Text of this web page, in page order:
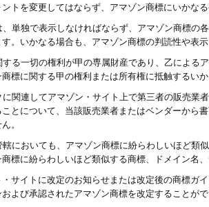
トを変更してはならず、アマゾン商標にいかな
、単独で表示しなければならず、アマゾン商標
。いかなる場合も、アマゾン商標の判読性や表
る一切の権利が甲の専属財産であり、乙による
標に関する甲の権利または所有権に抵触するい
に関連してアマゾン・サイト上で第三者の販売
とについて、当該販売業者またはベンダーから
。
においても、アマゾン商標に紛らわしいほど類
標に紛らわしいほど類似する商標、ドメイン名
サイトに改定のお知らせまたは改定後の商標ガ
よび承認されたアマゾン商標を改定することが